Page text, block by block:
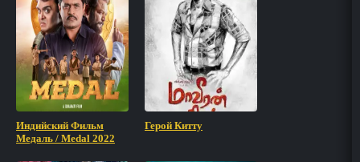
Индийский Фильм
Медаль / Medal 2022
Герой Китту